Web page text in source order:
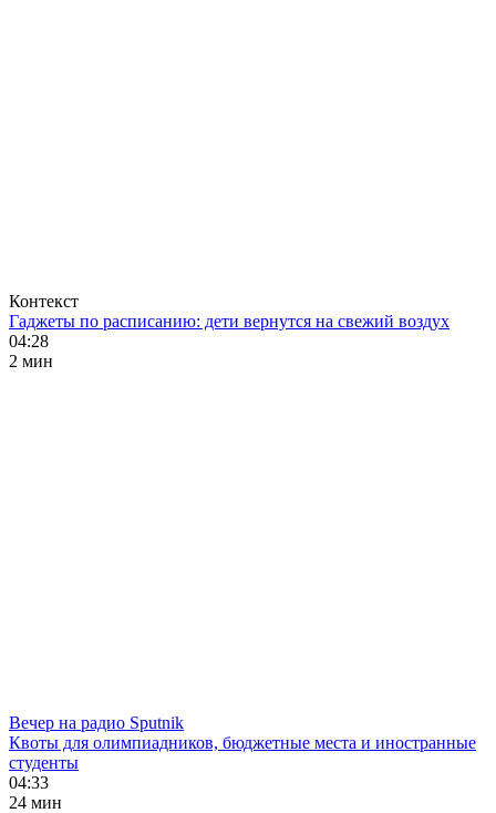
Контекст
Гаджеты по расписанию: дети вернутся на свежий воздух
04:28
2 мин
Вечер на радио Sputnik
Квоты для олимпиадников, бюджетные места и иностранные
студенты
04:33
24 мин